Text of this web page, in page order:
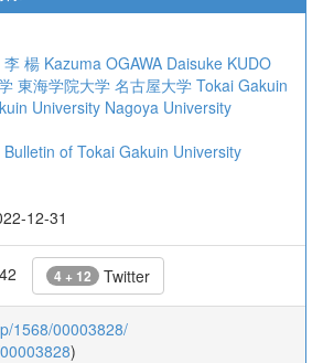
李 楊 Kazuma OGAWA Daisuke KUDO
東海学院大学 名古屋大学 Tokai Gakuin
University Nagoya University
of Tokai Gakuin University
12-31
4 + 12 Twitter
1568/00003828/
)